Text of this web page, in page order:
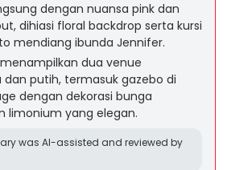
dengan nuansa pink dan
dihiasi floral backdrop serta kursi
mendiang ibunda Jennifer.
dua venue
putih, termasuk gazebo di
dengan dekorasi bunga
limonium yang elegan.
was AI-assisted and reviewed by